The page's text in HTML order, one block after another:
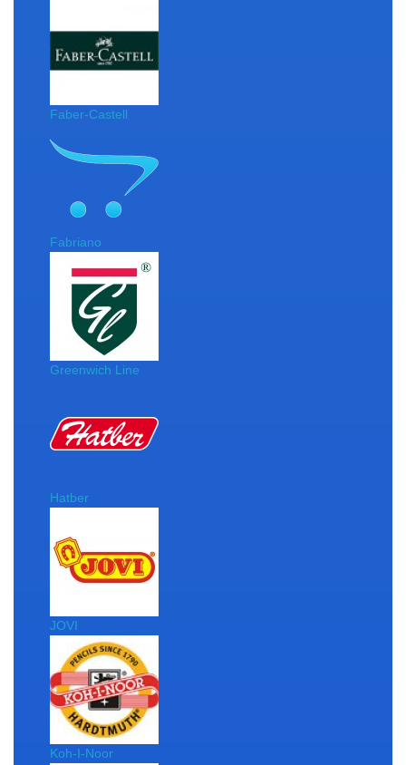
Faber-Castell
Fabriano
Greenwich Line
Hatber
JOVI
Koh-I-Noor